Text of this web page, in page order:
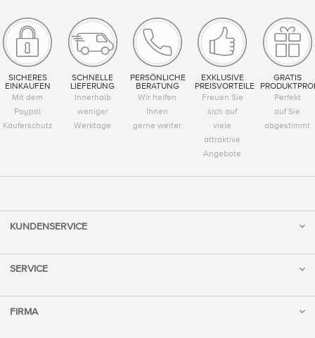
SICHERES
EINKAUFEN
Mit dem
Paypal
Käuferschutz
SCHNELLE
LIEFERUNG
Innerhalb
weniger
Werktage
PERSÖNLICHE
BERATUNG
Wir helfen
Ihnen
gerne weiter
EXKLUSIVE
PREISVORTEILE
Freuen Sie
sich auf
viele
attraktive
Angebote
GRATIS
Perfekt
auf Sie
abgestimmt
KUNDENSERVICE
SERVICE
FIRMA